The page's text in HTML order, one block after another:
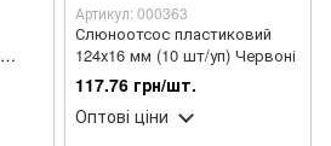
Артикул: 000363
Слюноотсос пластиковий
124х16 мм (10 шт/уп) Червоні
117.76 грн/шт.
Оптові ціни